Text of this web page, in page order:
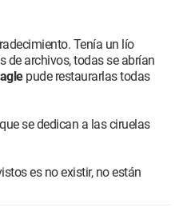
Tenía un lío
de archivos, todas se abrían
pude restaurarlas todas
se dedican a las ciruelas
es no existir, no están